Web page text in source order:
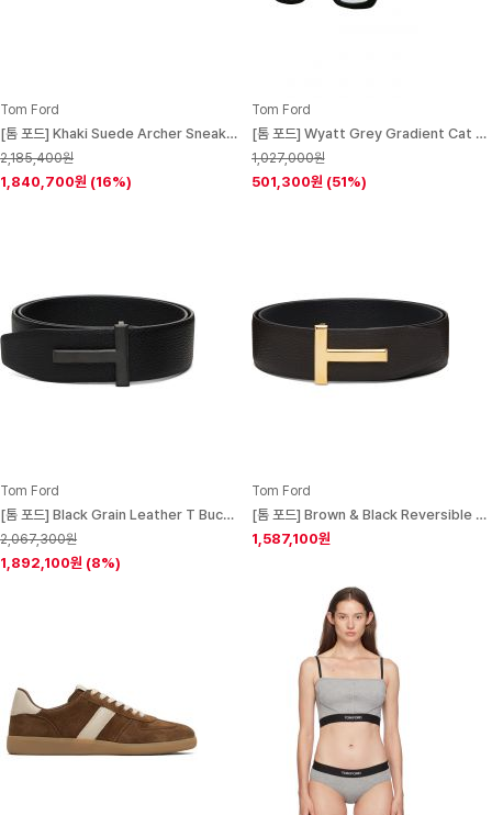
Tom Ford
[톰 포드] Khaki Suede Archer Sneakers 252076M237005
2,185,400원
1,840,700원 (16%)
Tom Ford
[톰 포드] Wyatt Grey Gradient Cat Eye Ladies Sunglasses
1,027,000원
501,300원 (51%)
Tom Ford
[톰 포드] Black Grain Leather T Buckle Belt 252076M131013
2,067,300원
1,892,100원 (8%)
Tom Ford
[톰 포드] Brown & Black Reversible T Icon Belt 252076M131011
1,587,100원